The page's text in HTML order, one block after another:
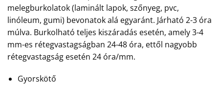
melegburkolatok (laminált lapok, szőnyeg, pvc,
linóleum, gumi) bevonatok alá egyaránt. Járható 2-3 óra
múlva. Burkolható teljes kiszáradás esetén, amely 3-4
mm-es rétegvastagságban 24-48 óra, ettől nagyobb
rétegvastagság esetén 24 óra/mm.
Gyorskötő